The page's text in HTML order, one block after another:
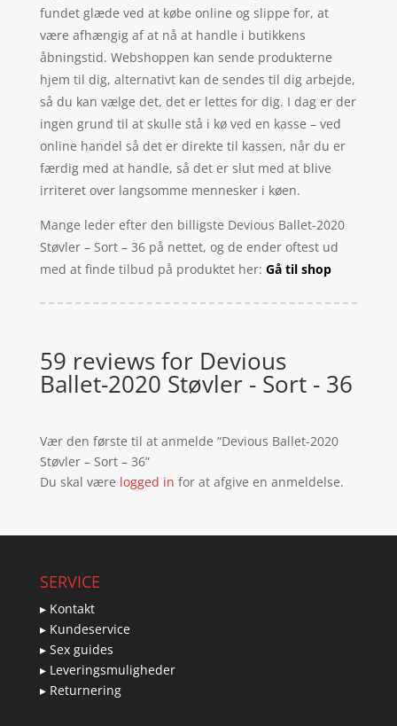
fundet glæde ved at købe online og slippe for, at
være afhængig af at nå at handle i butikkens
åbningstid. Webshoppen kan sende produkterne
hjem til dig, alternativt kan de sendes til dig arbejde,
så du kan vælge det, det er lettes for dig. I dag er der
ingen grund til at skulle stå i kø ved en kasse – ved
online handel så det er direkte til kassen, når du er
færdig med at handle, så det er slut med at blive
irriteret over langsomme mennesker i køen.
Mange leder efter den billigste Devious Ballet-2020
Støvler – Sort – 36 på nettet, og de ender oftest ud
med at finde tilbud på produktet her: Gå til shop
59 reviews for Devious
Ballet-2020 Støvler - Sort - 36
Vær den første til at anmelde “Devious Ballet-2020
Støvler – Sort – 36”
Du skal være logged in for at afgive en anmeldelse.
SERVICE
▸ Kontakt
▸ Kundeservice
▸ Sex guides
▸ Leveringsmuligheder
▸ Returnering